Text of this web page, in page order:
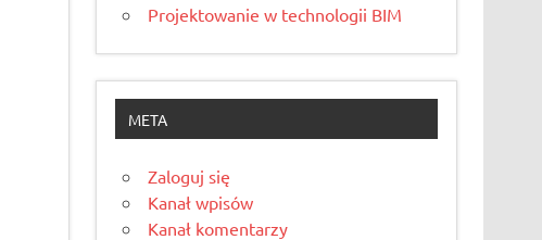
Projektowanie w technologii BIM
META
Zaloguj się
Kanał wpisów
Kanał komentarzy